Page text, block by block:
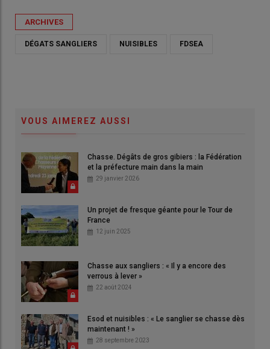
ARCHIVES
DÉGATS SANGLIERS NUISIBLES FDSEA
VOUS AIMEREZ AUSSI
Chasse. Dégâts de gros gibiers : la Fédération
et la préfecture main dans la main
29 janvier 2026
Un projet de fresque géante pour le Tour de
France
12 juin 2025
Chasse aux sangliers : « Il y a encore des
verrous à lever »
22 août 2024
Esod et nuisibles : « Le sanglier se chasse dès
maintenant ! »
28 septembre 2023